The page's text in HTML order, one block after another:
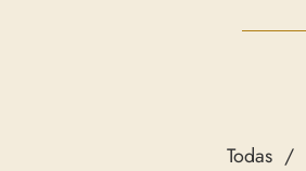
Todas